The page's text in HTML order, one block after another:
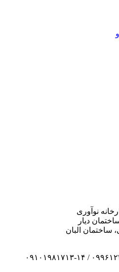
نوآوری
دیار
ساختمان البان